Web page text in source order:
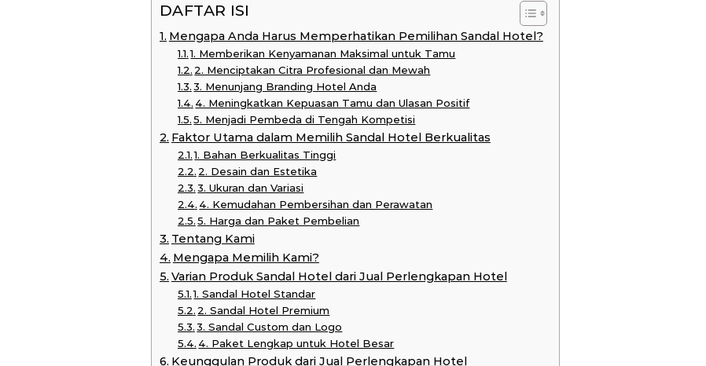
DAFTAR ISI
Mengapa Anda Harus Memperhatikan Pemilihan Sandal Hotel?
1. Memberikan Kenyamanan Maksimal untuk Tamu
2. Menciptakan Citra Profesional dan Mewah
3. Menunjang Branding Hotel Anda
4. Meningkatkan Kepuasan Tamu dan Ulasan Positif
5. Menjadi Pembeda di Tengah Kompetisi
Faktor Utama dalam Memilih Sandal Hotel Berkualitas
1. Bahan Berkualitas Tinggi
2. Desain dan Estetika
3. Ukuran dan Variasi
4. Kemudahan Pembersihan dan Perawatan
5. Harga dan Paket Pembelian
Tentang Kami
Mengapa Memilih Kami?
Varian Produk Sandal Hotel dari Jual Perlengkapan Hotel
1. Sandal Hotel Standar
2. Sandal Hotel Premium
3. Sandal Custom dan Logo
4. Paket Lengkap untuk Hotel Besar
Keunggulan Produk dari Jual Perlengkapan Hotel